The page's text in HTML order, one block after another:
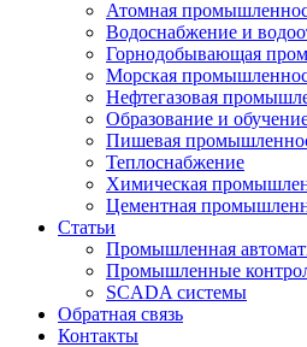
Атомная
Водоснабжение и
Горнодобывающая
Морская
Нефтегазовая
Образование и
Пишевая
Теплоснабжение
Химическая
Цементная
Статьи
Промышленная
Промышленные
SCADA системы
Обратная связь
Контакты